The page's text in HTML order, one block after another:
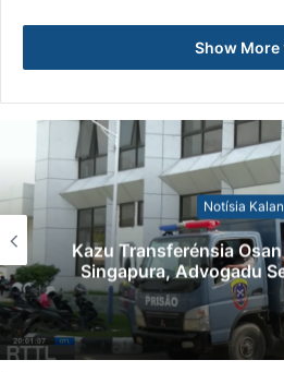
Show More
Notísia Kalan
Kazu Transferénsia Osan
Singapura, Advogadu Sei